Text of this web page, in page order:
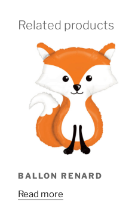
Related products
BALLON RENARD
Read more